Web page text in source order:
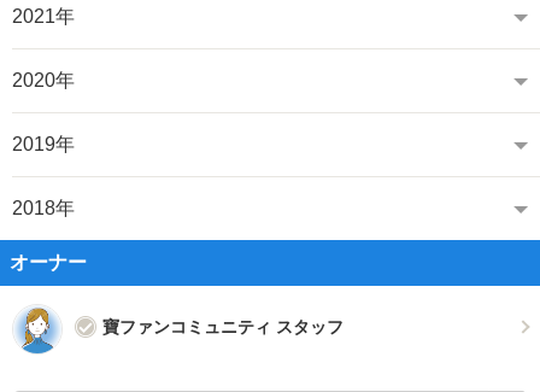
2021年
2020年
2019年
2018年
オーナー
寶ファンコミュニティ スタッフ